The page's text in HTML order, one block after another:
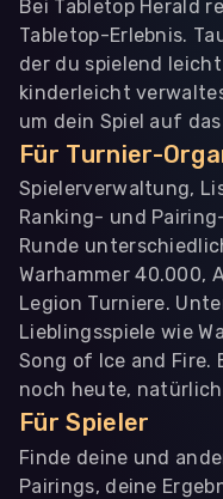
Bei Tabletop Herald
Tabletop-Erlebnis.
der du spielend
kinderleicht
um dein Spiel auf
Für Turnier-
Spielerverwaltung,
Ranking- und
Runde
Warhammer 40.000,
Legion Turniere.
Lieblingsspiele wie
Song of Ice and Fire.
noch heute,
Für Spieler
Finde deine und
Pairings, deine